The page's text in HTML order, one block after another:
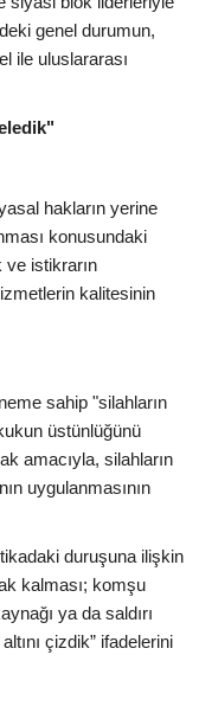
genel durumun,
ile uluslararası
hakların yerine
konusundaki
ve istikrarın
kalitesinin
sahip "silahların
üstünlüğünü
amacıyla, silahların
uygulanmasının
duruşuna ilişkin
kalması; komşu
ya da saldırı
çizdik” ifadelerini